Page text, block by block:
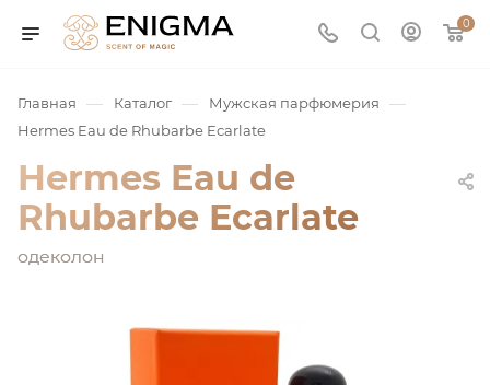
0
Главная — Каталог — Мужская парфюмерия —
Hermes Eau de Rhubarbe Ecarlate
Hermes Eau de
Rhubarbe Ecarlate
одеколон